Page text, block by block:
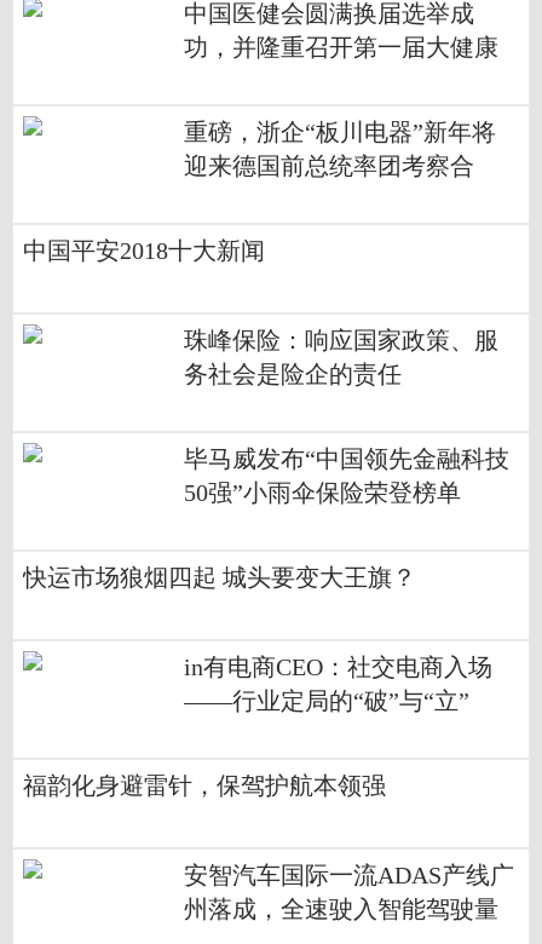
中国医健会圆满换届选举成
功，并隆重召开第一届大健康
重磅，浙企“板川电器”新年将
迎来德国前总统率团考察合
中国平安2018十大新闻
珠峰保险：响应国家政策、服
务社会是险企的责任
毕马威发布“中国领先金融科技
50强”小雨伞保险荣登榜单
快运市场狼烟四起 城头要变大王旗？
in有电商CEO：社交电商入场
——行业定局的“破”与“立”
福韵化身避雷针，保驾护航本领强
安智汽车国际一流ADAS产线广
州落成，全速驶入智能驾驶量